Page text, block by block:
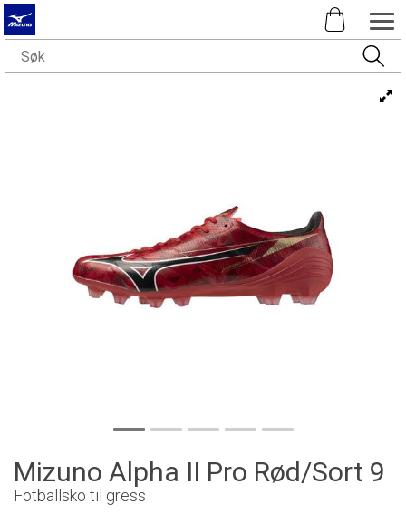
Mizuno Alpha II Pro Rød/Sort 9
Fotballsko til gress